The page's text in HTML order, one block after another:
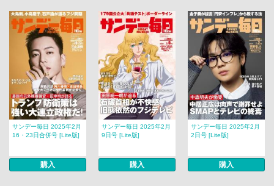
サンデー毎日 2025年2月
16・23日合併号 [Lite版]
購入
サンデー毎日 2025年2月
9日号 [Lite版]
購入
サンデー毎日 2025年2月
2日号 [Lite版]
購入